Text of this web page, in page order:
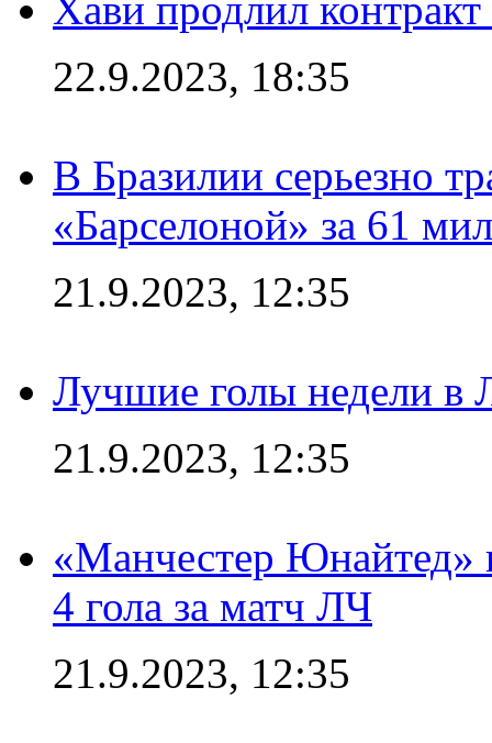
22.9.2023, 18:35
В Бразилии серьезно
«Барселоной» за 61
21.9.2023, 12:35
Лучшие голы недели в
21.9.2023, 12:35
«Манчестер Юнайтед»
4 гола за матч ЛЧ
21.9.2023, 12:35